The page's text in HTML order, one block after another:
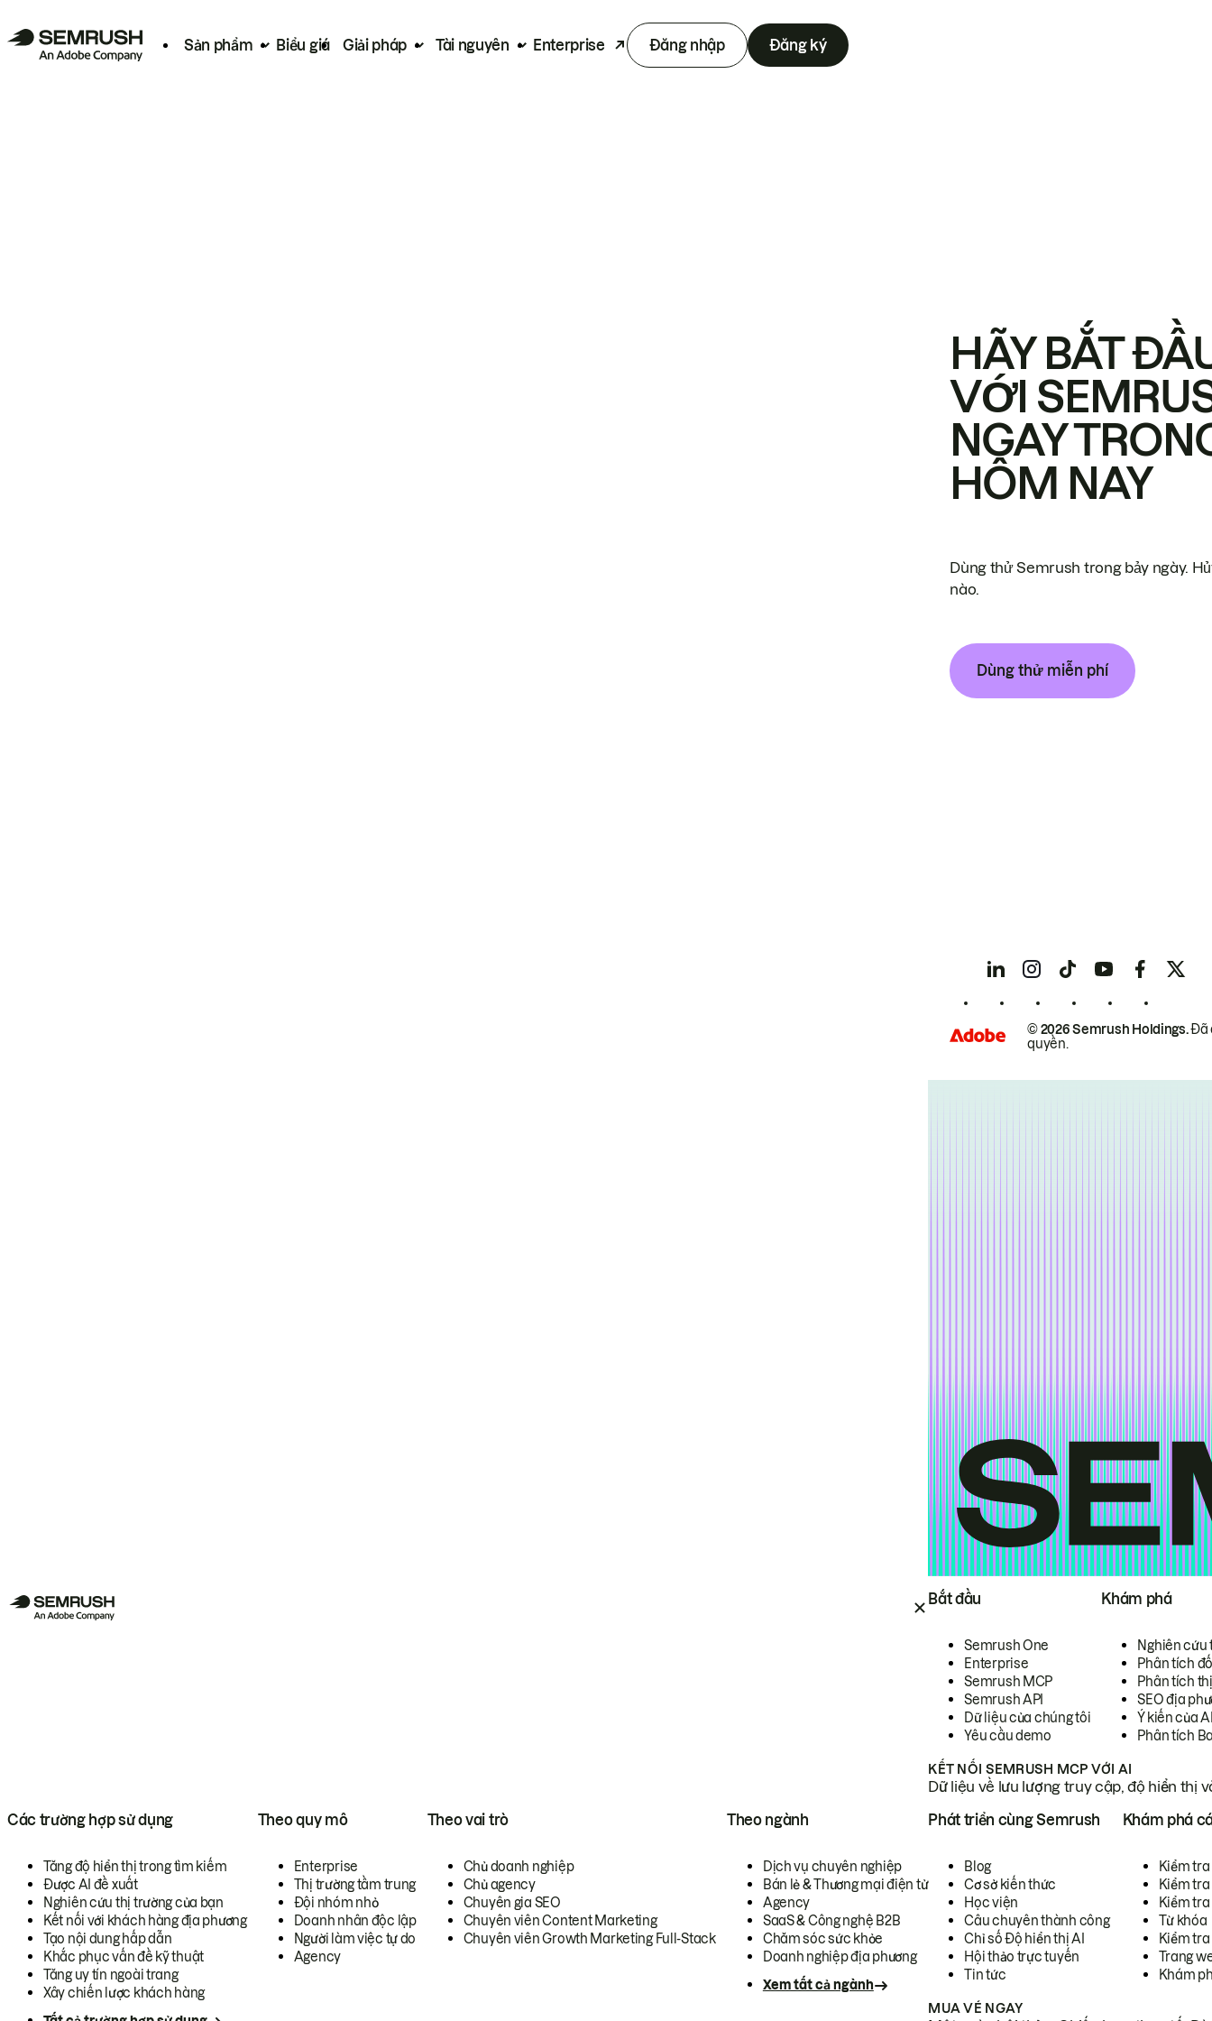
Sản phẩm Biểu giá Giải pháp Tài nguyên Enterprise Đăng nhập Đăng ký
Bắt đầu
Semrush One
Enterprise
Semrush MCP
Semrush API
Dữ liệu của chúng tôi
Yêu cầu demo
Khám phá
Nghiên cứu
Phân tích
Phân tích
SEO địa
Ý kiến của
Phân tích
KẾT NỐI SEMRUSH MCP VỚI AI
Dữ liệu về lưu lượng truy cập, độ hiển thị
Các trường hợp sử dụng
Tăng độ hiển thị trong tìm kiếm
Được AI đề xuất
Nghiên cứu thị trường của bạn
Kết nối với khách hàng địa phương
Tạo nội dung hấp dẫn
Khắc phục vấn đề kỹ thuật
Tăng uy tín ngoài trang
Xây chiến lược khách hàng
Theo quy mô
Enterprise
Thị trường tầm trung
Đội nhóm nhỏ
Doanh nhân độc lập
Người làm việc tự do
Agency
Theo vai trò
Chủ doanh nghiệp
Chủ agency
Chuyên gia SEO
Chuyên viên Content Marketing
Chuyên viên Growth Marketing Full-Stack
Theo ngành
Dịch vụ chuyên nghiệp
Bán lẻ & Thương mại điện tử
Agency
SaaS & Công nghệ B2B
Chăm sóc sức khỏe
Doanh nghiệp địa phương
Xem tất cả ngành
Phát triển cùng Semrush
Blog
Cơ sở kiến thức
Học viện
Câu chuyên thành công
Chỉ số Độ hiển thị AI
Hội thảo trực tuyến
Tin tức
Khám phá
Kiểm
Kiểm tra
Kiểm
Từ khóa
Kiểm
Trang
Khám
MUA VÉ NGAY
HÃY BẮT
VỚI
NGAY
HÔM NAY
Dùng thử Semrush trong bảy ngày.
nào.
Dùng thử miễn phí
© 2026 Semrush Holdings.Đã
quyền.